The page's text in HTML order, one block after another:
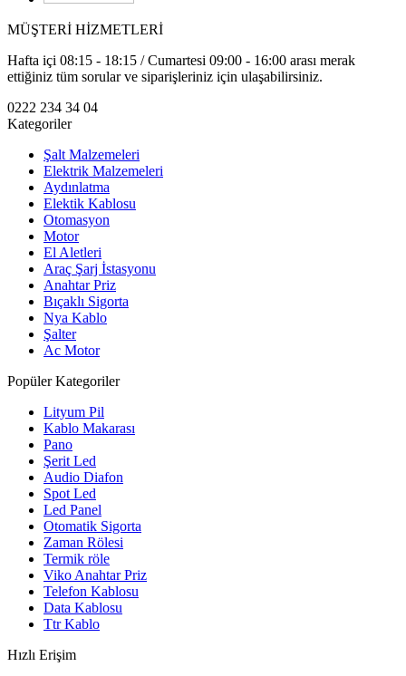
MÜŞTERİ HİZMETLERİ
Hafta içi 08:15 - 18:15 / Cumartesi 09:00 - 16:00 arası merak
ettiğiniz tüm sorular ve siparişleriniz için ulaşabilirsiniz.
0222 234 34 04
Kategoriler
Şalt Malzemeleri
Elektrik Malzemeleri
Aydınlatma
Elektik Kablosu
Otomasyon
Motor
El Aletleri
Araç Şarj İstasyonu
Anahtar Priz
Bıçaklı Sigorta
Nya Kablo
Şalter
Ac Motor
Popüler Kategoriler
Lityum Pil
Kablo Makarası
Pano
Şerit Led
Audio Diafon
Spot Led
Led Panel
Otomatik Sigorta
Zaman Rölesi
Termik röle
Viko Anahtar Priz
Telefon Kablosu
Data Kablosu
Ttr Kablo
Hızlı Erişim